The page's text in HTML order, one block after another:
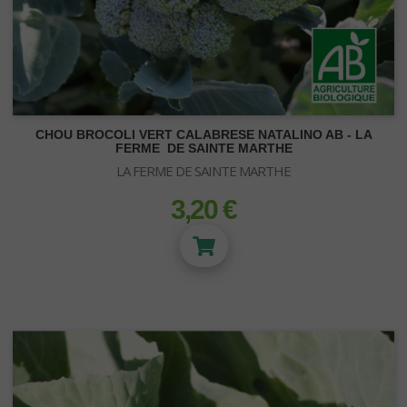
ECLAIRAGE LED
CHOU BROCOLI VERT CALABRESE NATALINO AB - LA
FERME DE SAINTE MARTHE
LA FERME DE SAINTE MARTHE
prix
3,20 €